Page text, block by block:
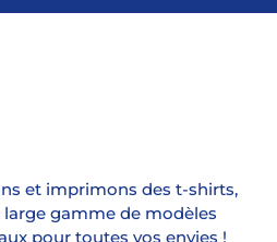
et imprimons des t-shirts,
gamme de modèles
pour toutes vos envies !